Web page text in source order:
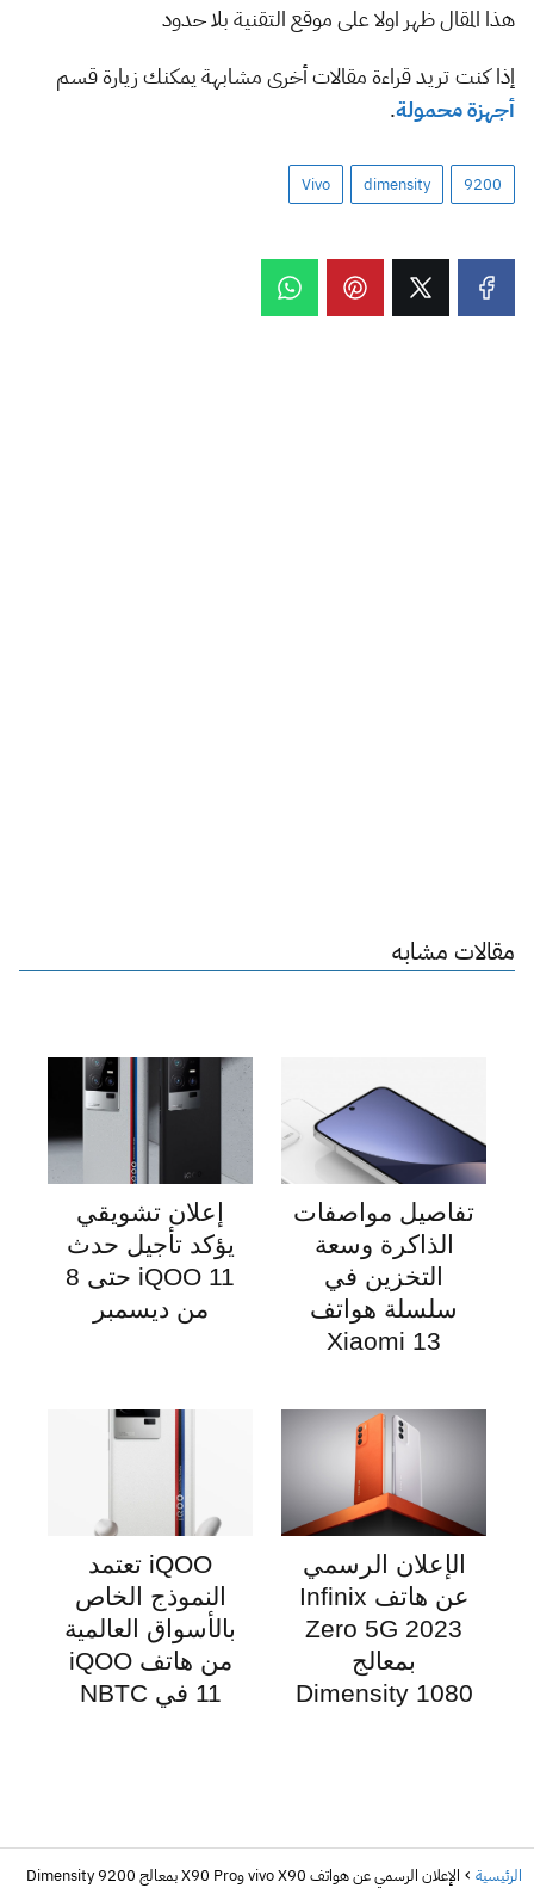
هذا المقال ظهر اولا على موقع التقنية بلا حدود
إذا كنت تريد قراءة مقالات أخرى مشابهة يمكنك زيارة قسم
أجهزة محمولة.
9200
dimensity
Vivo
مقالات مشابه
تفاصيل مواصفات
الذاكرة وسعة
التخزين في
سلسلة هواتف
Xiaomi 13
إعلان تشويقي
يؤكد تأجيل حدث
iQOO 11 حتى 8
من ديسمبر
الإعلان الرسمي
عن هاتف Infinix
Zero 5G 2023
بمعالج
Dimensity 1080
iQOO تعتمد
النموذج الخاص
بالأسواق العالمية
من هاتف iQOO
11 في NBTC
الرئيسية الإعلان الرسمي عن هواتف vivo X90 وX90 Pro بمعالج Dimensity 9200